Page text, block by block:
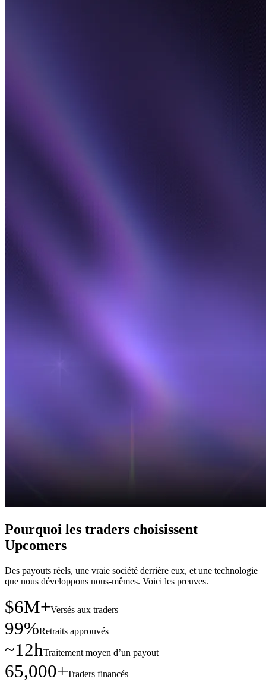
Pourquoi les traders choisissent
Upcomers
Des payouts réels, une vraie société derrière eux, et une technologie
que nous développons nous-mêmes. Voici les preuves.
$6M+Versés aux traders
99%Retraits approuvés
~12hTraitement moyen d’un payout
65,000+Traders financés